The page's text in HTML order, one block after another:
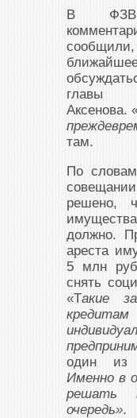
В ФЗВ
главы
Аксенова.
там.
По
решено,
должно.
ареста
5 млн
снять
«Такие
один из
Именно в
решать
очередь».